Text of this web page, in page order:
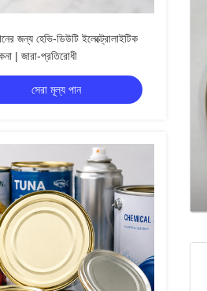
জন্য হেভি-ডিউটি ​​ইলেক্ট্রোলাইটিক
| জারা-প্রতিরোধী
সেরা মূল্য পান